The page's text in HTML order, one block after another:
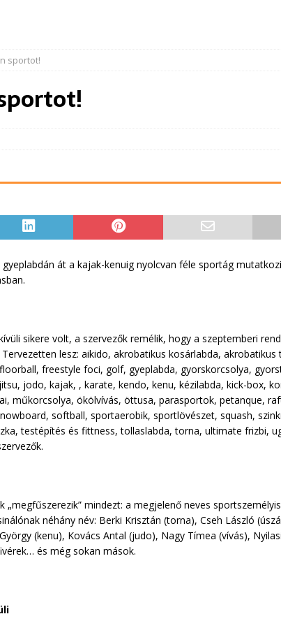
sportot!
át a kajak-kenuig nyolcvan féle sportág
sikere volt, a szervezők remélik, hogy a szeptemberi
lesz: aikido, akrobatikus kosárlabda,
freestyle foci, golf, gyeplabda, gyorskorcsolya,
jodo, kajak, , karate, kendo, kenu, kézilabda, kick-box,
műkorcsolya, ökölvívás, öttusa, parasportok, petanque,
softball, sportaerobik, sportlövészet, squash,
testépítés és fittness, tollaslabda, torna, ultimate frizbi,
„megfűszerezik” mindezt: a megjelenő neves
néhány név: Berki Krisztán (torna), Cseh László
(kenu), Kovács Antal (judo), Nagy Tímea (vívás),
és még sokan mások.